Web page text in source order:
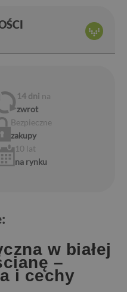
14 dni na
zwrot
Bezpieczne
zakupy
10 lat
na rynku
w białej
–
i cechy